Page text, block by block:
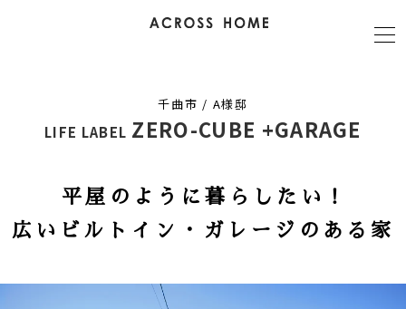
千曲市 / A様邸
LIFE LABEL ZERO-CUBE +GARAGE
平屋のように暮らしたい！
広いビルトイン・ガレージのある家